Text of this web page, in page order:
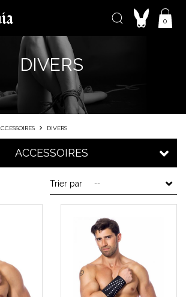
0
DIVERS
ACCESSOIRES DIVERS
ACCESSOIRES
Trier par --